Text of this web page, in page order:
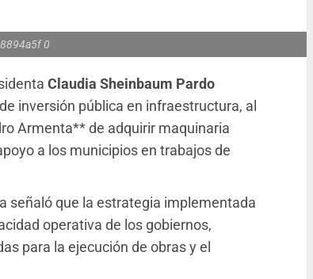
0
Claudia Sheinbaum Pardo
inversión pública en infraestructura, al
Armenta** de adquirir maquinaria
a los municipios en trabajos de
señaló que la estrategia implementada
operativa de los gobiernos,
para la ejecución de obras y el